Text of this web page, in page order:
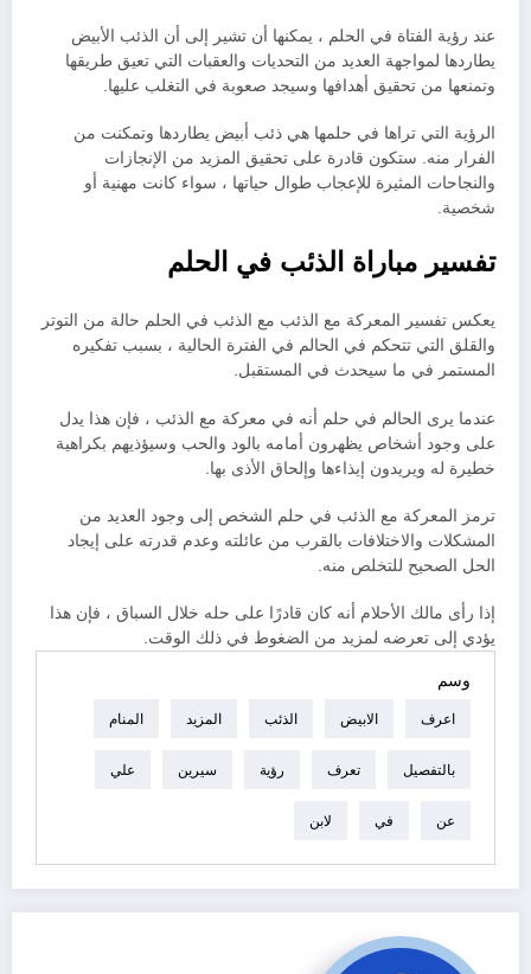
عند رؤية الفتاة في الحلم ، يمكنها أن تشير إلى أن الذئب الأبيض
يطاردها لمواجهة العديد من التحديات والعقبات التي تعيق طريقها
وتمنعها من تحقيق أهدافها وسيجد صعوبة في التغلب عليها.
الرؤية التي تراها في حلمها هي ذئب أبيض يطاردها وتمكنت من
الفرار منه. ستكون قادرة على تحقيق المزيد من الإنجازات
والنجاحات المثيرة للإعجاب طوال حياتها ، سواء كانت مهنية أو
شخصية.
تفسير مباراة الذئب في الحلم
يعكس تفسير المعركة مع الذئب مع الذئب في الحلم حالة من التوتر
والقلق التي تتحكم في الحالم في الفترة الحالية ، بسبب تفكيره
المستمر في ما سيحدث في المستقبل.
عندما يرى الحالم في حلم أنه في معركة مع الذئب ، فإن هذا يدل
على وجود أشخاص يظهرون أمامه بالود والحب وسيؤذيهم بكراهية
خطيرة له ويريدون إيذاءها وإلحاق الأذى بها.
ترمز المعركة مع الذئب في حلم الشخص إلى وجود العديد من
المشكلات والاختلافات بالقرب من عائلته وعدم قدرته على إيجاد
الحل الصحيح للتخلص منه.
إذا رأى مالك الأحلام أنه كان قادرًا على حله خلال السباق ، فإن هذا
يؤدي إلى تعرضه لمزيد من الضغوط في ذلك الوقت.
وسم
اعرف الابيض الذئب المزيد المنام
بالتفصيل تعرف رؤية سيرين علي
عن في لابن